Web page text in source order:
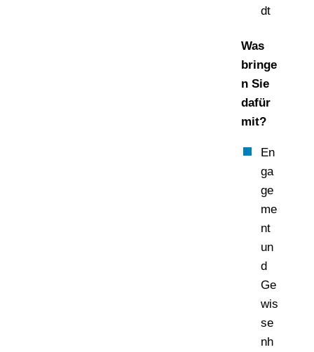
dt
Was
bringe
n Sie
dafür
mit?
En
ga
ge
me
nt
un
d
Ge
wis
se
nh